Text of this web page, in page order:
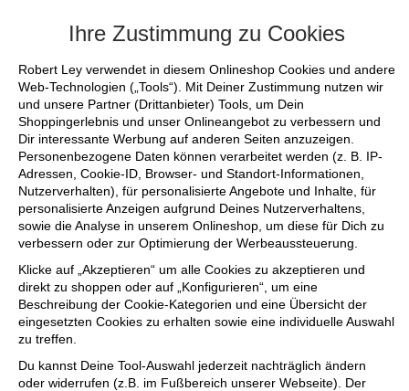
Ihre Zustimmung zu Cookies
Robert Ley verwendet in diesem Onlineshop Cookies und andere
Web-Technologien („Tools“). Mit Deiner Zustimmung nutzen wir
und unsere Partner (Drittanbieter) Tools, um Dein
Shoppingerlebnis und unser Onlineangebot zu verbessern und
Dir interessante Werbung auf anderen Seiten anzuzeigen.
Personenbezogene Daten können verarbeitet werden (z. B. IP-
Adressen, Cookie-ID, Browser- und Standort-Informationen,
Nutzerverhalten), für personalisierte Angebote und Inhalte, für
personalisierte Anzeigen aufgrund Deines Nutzerverhaltens,
sowie die Analyse in unserem Onlineshop, um diese für Dich zu
verbessern oder zur Optimierung der Werbeaussteuerung.
Klicke auf „Akzeptieren“ um alle Cookies zu akzeptieren und
direkt zu shoppen oder auf „Konfigurieren“, um eine
Beschreibung der Cookie-Kategorien und eine Übersicht der
eingesetzten Cookies zu erhalten sowie eine individuelle Auswahl
zu treffen.
Du kannst Deine Tool-Auswahl jederzeit nachträglich ändern
oder widerrufen (z.B. im Fußbereich unserer Webseite). Der